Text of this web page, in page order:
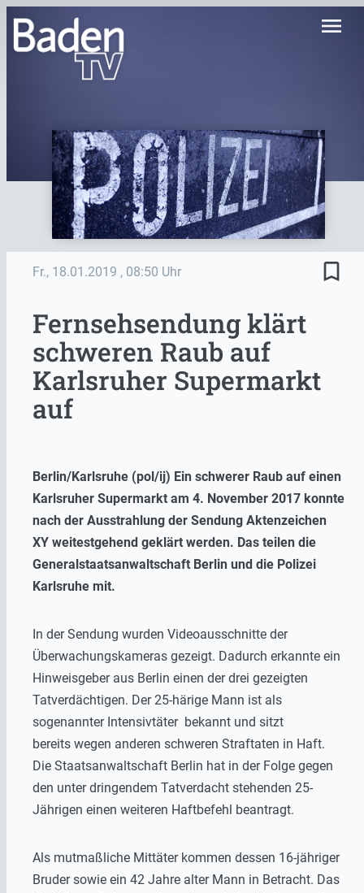
menu
Fr., 18.01.2019 , 08:50 Uhr bookmark_border
Fernsehsendung klärt
schweren Raub auf
Karlsruher Supermarkt
auf
Berlin/Karlsruhe (pol/ij) Ein schwerer Raub auf einen
Karlsruher Supermarkt am 4. November 2017 konnte
nach der Ausstrahlung der Sendung Aktenzeichen
XY weitestgehend geklärt werden. Das teilen die
Generalstaatsanwaltschaft Berlin und die Polizei
Karlsruhe mit.
In der Sendung wurden Videoausschnitte der
Überwachungskameras gezeigt. Dadurch erkannte ein
Hinweisgeber aus Berlin einen der drei gezeigten
Tatverdächtigen. Der 25-härige Mann ist als
sogenannter Intensivtäter bekannt und sitzt
bereits wegen anderen schweren Straftaten in Haft.
Die Staatsanwaltschaft Berlin hat in der Folge gegen
den unter dringendem Tatverdacht stehenden 25-
Jährigen einen weiteren Haftbefehl beantragt.
Als mutmaßliche Mittäter kommen dessen 16-jähriger
Bruder sowie ein 42 Jahre alter Mann in Betracht. Das